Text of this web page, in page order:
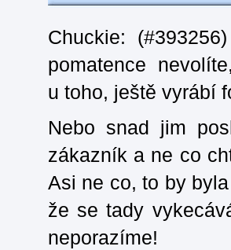
Chuckie:
pomatence
u toho, ještě vyrábí
Nebo snad jim
zákazník a ne co
Asi ne co, to by
že se tady
neporazíme!